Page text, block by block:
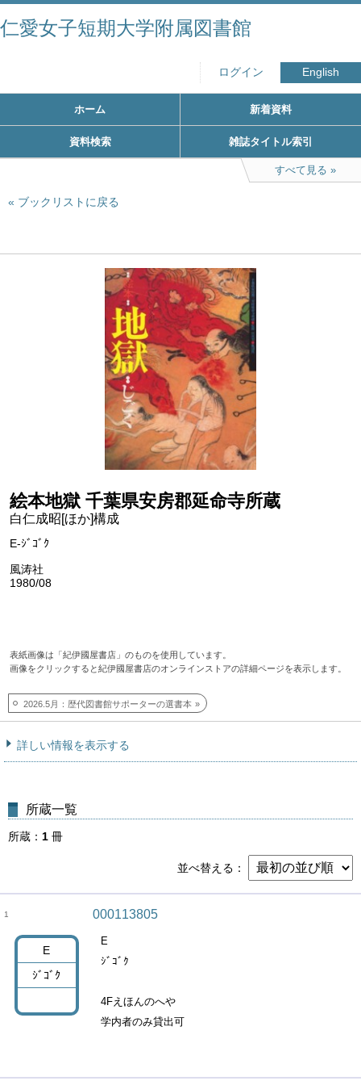
仁愛女子短期大学附属図書館
ログイン English
ホーム 新着資料
資料検索 雑誌タイトル索引
すべて見る
ブックリストに戻る
絵本地獄 千葉県安房郡延命寺所蔵
白仁成昭[ほか]構成
E-ｼﾞｺﾞｸ
風涛社
1980/08
表紙画像は「紀伊國屋書店」のものを使用しています。
画像をクリックすると紀伊國屋書店のオンラインストアの詳細ページを表示します。
2026.5月：歴代図書館サポーターの選書本
詳しい情報を表示する
所蔵一覧
所蔵 1 冊
並べ替える
1
E
ｼﾞｺﾞｸ
000113805
E
ｼﾞｺﾞｸ
4Fえほんのへや
学内者のみ貸出可